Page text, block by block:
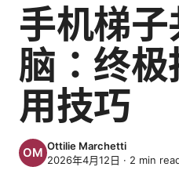
手机梯
脑：终
用技巧
Ottilie Marchetti
2026年4月12日 · 2 min